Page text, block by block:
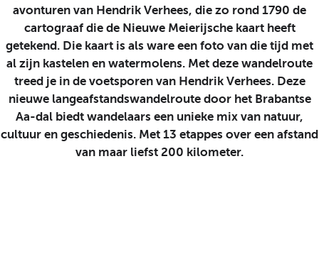
avonturen van Hendrik Verhees, die zo rond 1790 de
cartograaf die de Nieuwe Meierijsche kaart heeft
getekend. Die kaart is als ware een foto van die tijd met
al zijn kastelen en watermolens. Met deze wandelroute
treed je in de voetsporen van Hendrik Verhees. Deze
nieuwe langeafstandswandelroute door het Brabantse
Aa-dal biedt wandelaars een unieke mix van natuur,
cultuur en geschiedenis. Met 13 etappes over een afstand
van maar liefst 200 kilometer.